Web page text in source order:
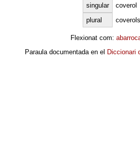
singular
coverol
plural
coverols
Flexionat com:
Paraula documentada en el Diccionari